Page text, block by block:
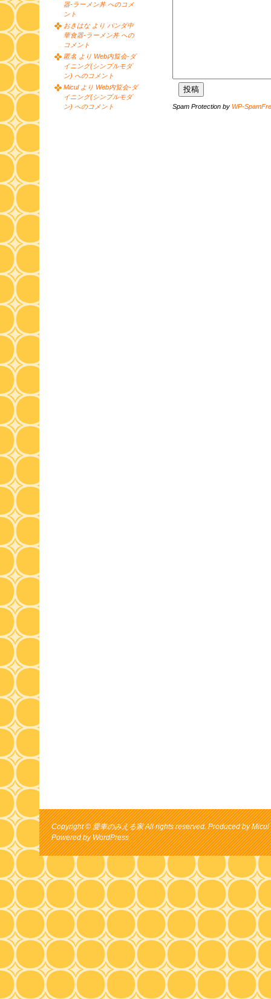
Spam Protection by WP-
器-ラーメン丼 へのコメ
ント
おきはな より パンダ中
華食器-ラーメン丼 への
コメント
匿名 より Web内覧会-ダ
イニング(シンプルモダ
ン) へのコメント
Micul より Web内覧会-ダ
イニング(シンプルモダ
ン) へのコメント
Copyright © 愛車のみえる家 All rights reserved. Produced by Micul
Powered byWordPress